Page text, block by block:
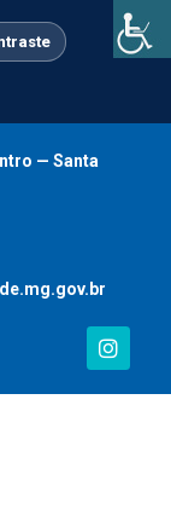
— Santa
I
n
t